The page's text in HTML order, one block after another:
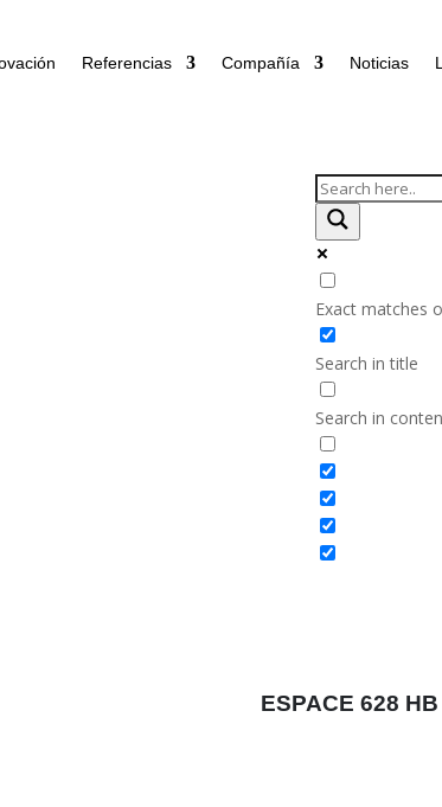
Referencias Compañía Noticias
Exact matches
Search in title
Search in
ESPACE 628 HB